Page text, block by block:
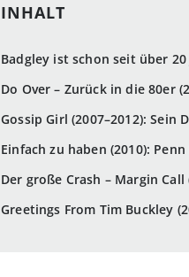
Badgley ist schon seit über
Do Over – Zurück in die 80er
Gossip Girl (2007–2012):
Einfach zu haben (2010):
Der große Crash – Margin
Greetings From Tim Buckley